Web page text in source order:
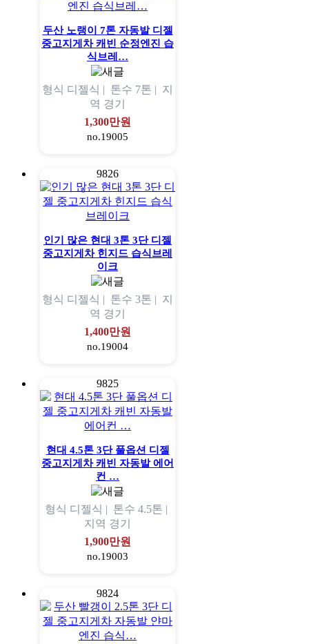
두산 노랭이 7톤 자동발 디젤
중고지게차 캐빈 순정엔진 습
식브레…
형식 디젤식 | 톤수 7톤 | 지
역 경기
1,300만원
no.19005
9826
인기 많은 현대 3톤 3단 디젤
중고지게차 힌지드 습식브레
이크
형식 디젤식 | 톤수 3톤 | 지
역 경기
1,400만원
no.19004
9825
현대 4.5톤 3단 풀옵션 디젤
중고지게차 캐빈 자동발 에어
컨 …
형식 디젤식 | 톤수 4.5톤 |
지역 경기
1,900만원
no.19003
9824